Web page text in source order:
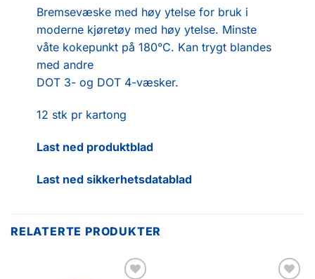
Bremsevæske med høy ytelse for bruk i
moderne kjøretøy med høy ytelse. Minste
våte kokepunkt på 180°C. Kan trygt blandes
med andre
DOT 3- og DOT 4-væsker.
12 stk pr kartong
Last ned produktblad
Last ned sikkerhetsdatablad
RELATERTE PRODUKTER